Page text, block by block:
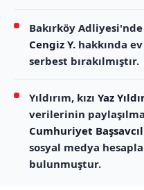
Bakırköy
Cengiz Y. hakkında
serbest bırakılmıştır.
Yıldırım, kızı Yaz
verilerinin
Cumhuriyet
sosyal medya
bulunmuştur.